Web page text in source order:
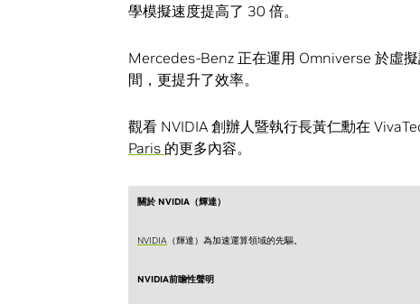
學模擬速度提高了 30 倍。
Mercedes-Benz 正在運用 Omniverse 於虛
間，更提升了效率。
觀看 NVIDIA 創辦人暨執行長黃仁勳在
Paris 的更多內容。
關於 NVIDIA（輝達）
NVIDIA （輝達）為加速運算領域的先驅。
NVIDIA前瞻性聲明